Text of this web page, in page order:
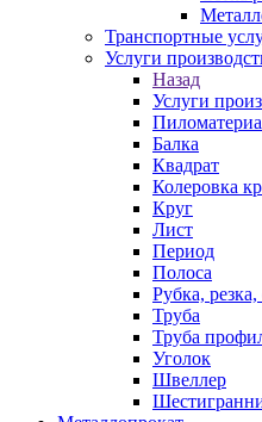
Транспортные
Услуги
Назад
Услуги
Балка
Квадрат
Колеровка
Круг
Лист
Период
Полоса
Рубка,
Труба
Труба
Уголок
Швеллер